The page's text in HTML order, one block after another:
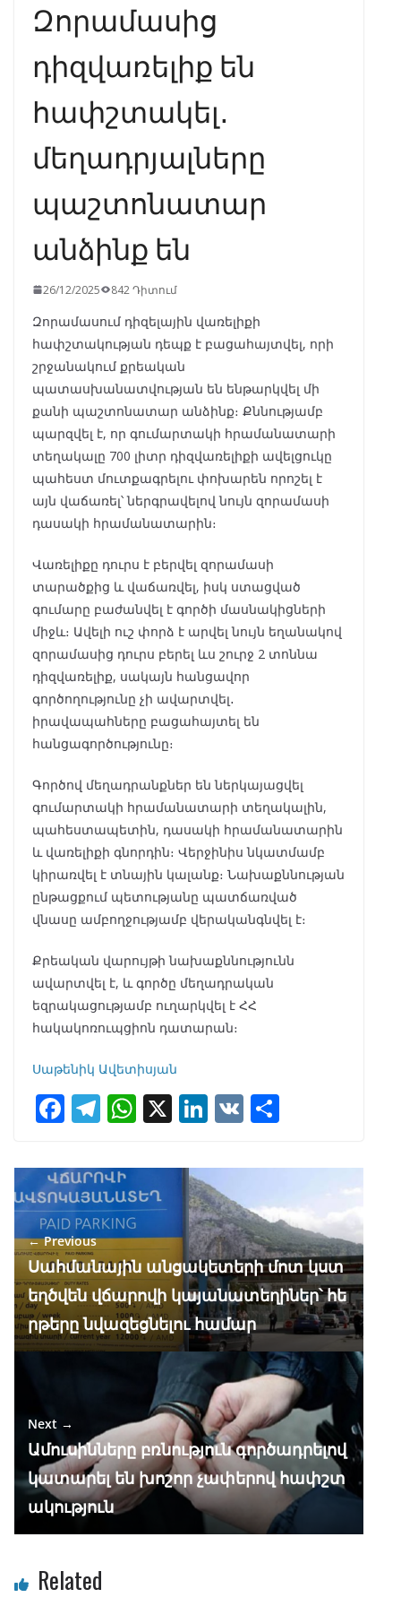
Զորամասից
դիզվառելիք են
հափշտակել․
մեղադրյալները
պաշտոնատար
անձինք են
26/12/2025 842 Դիտում
Զորամասում դիզելային վառելիքի
հափշտակության դեպք է բացահայտվել, որի
շրջանակում քրեական
պատասխանատվության են ենթարկվել մի
քանի պաշտոնատար անձինք։ Քննությամբ
պարզվել է, որ գումարտակի հրամանատարի
տեղակալը 700 լիտր դիզվառելիքի ավելցուկը
պահեստ մուտքագրելու փոխարեն որոշել է
այն վաճառել՝ ներգրավելով նույն զորամասի
դասակի հրամանատարին։
Վառելիքը դուրս է բերվել զորամասի
տարածքից և վաճառվել, իսկ ստացված
գումարը բաժանվել է գործի մասնակիցների
միջև։ Ավելի ուշ փորձ է արվել նույն եղանակով
զորամասից դուրս բերել ևս շուրջ 2 տոննա
դիզվառելիք, սակայն հանցավոր
գործողությունը չի ավարտվել․
իրավապահները բացահայտել են
հանցագործությունը։
Գործով մեղադրանքներ են ներկայացվել
գումարտակի հրամանատարի տեղակալին,
պահեստապետին, դասակի հրամանատարին
և վառելիքի գնորդին։ Վերջինիս նկատմամբ
կիրառվել է տնային կալանք։ Նախաքննության
ընթացքում պետությանը պատճառված
վնասը ամբողջությամբ վերականգնվել է։
Քրեական վարույթի նախաքննությունն
ավարտվել է, և գործը մեղադրական
եզրակացությամբ ուղարկվել է ՀՀ
հակակոռուպցիոն դատարան։
Սաթենիկ Ավետիսյան
F
e
b
o
o
k
T
e
gr
a
m
W
at
s
A
p
p
X Li
k
e
dI
n
V
ar
← Previous
Սահմանային անցակետերի մոտ կստ
եղծվեն վճարովի կայանատեղիներ՝ հե
րթերը նվազեցնելու համար
Next →
Ամուսինները բռնություն գործադրելով
կատարել են խոշոր չափերով հափշտ
ակություն
Related